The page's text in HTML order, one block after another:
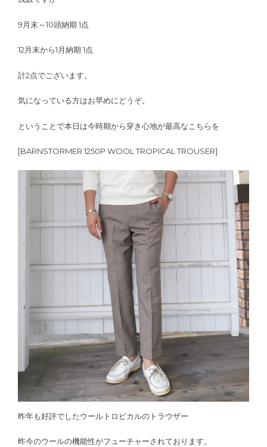
9月末～10頭納期 1点
12月末から1月納期 1点
計2点でございます。
気になっている方はお早めにどうぞ。
ということで本日は今時期から穿き心地が最高なこちらを
[BARNSTORMER 1250P WOOL TROPICAL TROUSER]
昨年も好評でしたウールトロピカルのトラウザー
昨今のウールの機能性がフューチャーされております。